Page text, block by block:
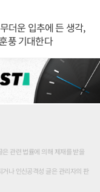
더운 입추에 든 생각,
풍 기대한다
관련 법률에 의해 제재를 받을
나 인신공격성 글은 관리자의 판